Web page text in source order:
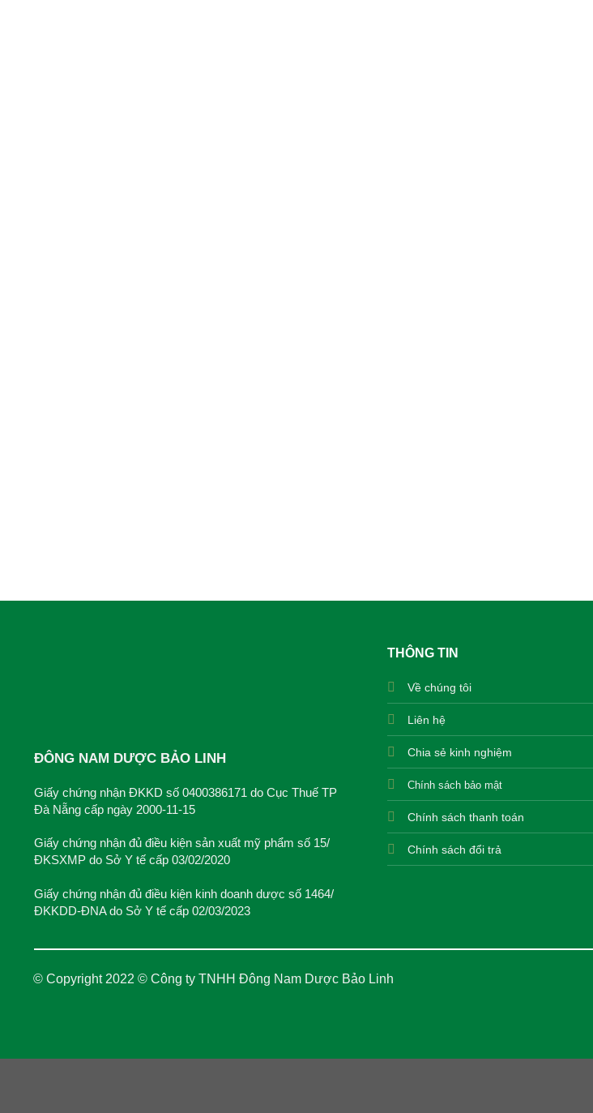
ĐÔNG NAM DƯỢC BẢO LINH
Giấy chứng nhận ĐKKD số 0400386171 do Cục Thuế TP
Đà Nẵng cấp ngày 2000-11-15
Giấy chứng nhận đủ điều kiện sản xuất mỹ phẩm số 15/
ĐKSXMP do Sở Y tế cấp 03/02/2020
Giấy chứng nhận đủ điều kiện kinh doanh dược số 1464/
ĐKKDD-ĐNA do Sở Y tế cấp 02/03/2023
THÔNG TIN
Về chúng tôi
Liên hệ
Chia sẻ kinh nghiệm
Chính sách bảo mật
Chính sách thanh toán
Chính sách đổi trả
© Copyright 2022 © Công ty TNHH Đông Nam Dược Bảo Linh